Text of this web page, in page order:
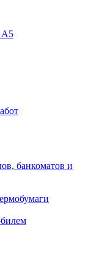
А5
банкоматов и